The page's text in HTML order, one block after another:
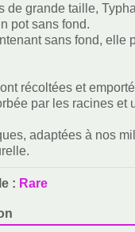
de grande taille,
pot sans fond.
sans fond, elle
récoltées et
par les racines et
adaptées à nos
: Rare